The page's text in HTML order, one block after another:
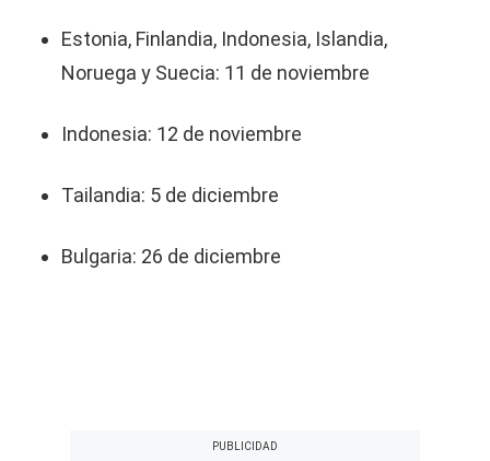
Estonia, Finlandia, Indonesia, Islandia,
Noruega y Suecia: 11 de noviembre
Indonesia: 12 de noviembre
Tailandia: 5 de diciembre
Bulgaria: 26 de diciembre